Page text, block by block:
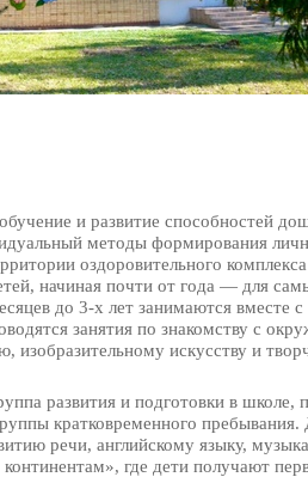
и развитие способностей
методы формирования
оздоровительного
начиная почти от года — для
до 3-х лет занимаются вместе
занятия по знакомству с
изобразительному искусству и
развития и подготовки в школе,
кратковременного пребывания.
речи, английскому языку,
где дети получают